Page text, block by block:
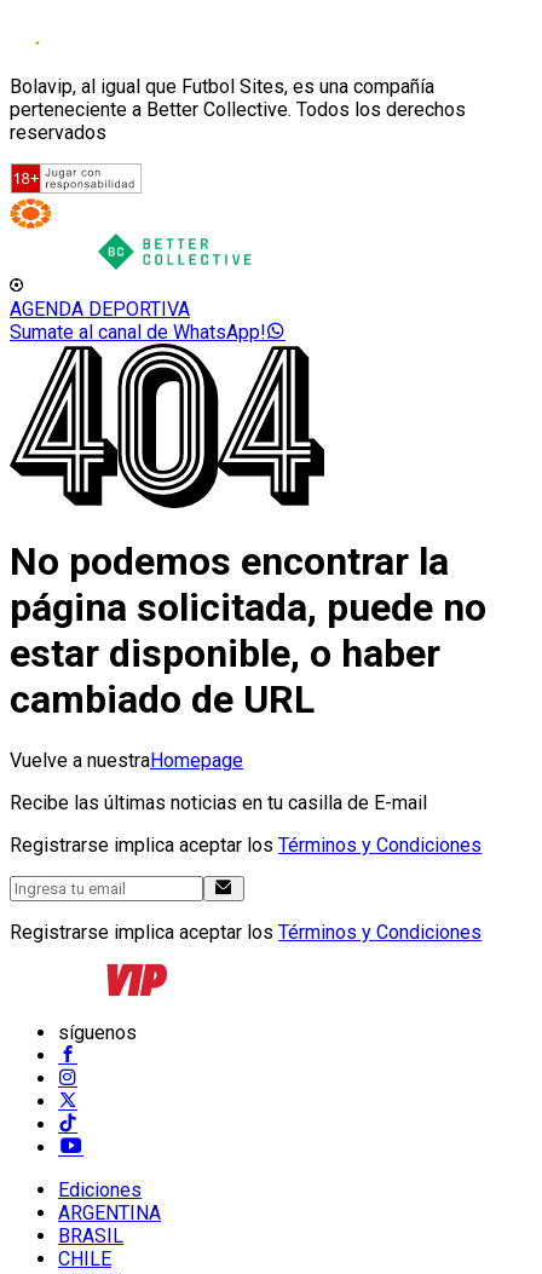
Bolavip, al igual que Futbol Sites, es una compañía
perteneciente a Better Collective. Todos los derechos
reservados
AGENDA DEPORTIVA
Sumate al canal de WhatsApp!
No podemos encontrar la
página solicitada, puede no
estar disponible, o haber
cambiado de URL
Vuelve a nuestraHomepage
Recibe las últimas noticias en tu casilla de E-mail
Registrarse implica aceptar los Términos y Condiciones
Registrarse implica aceptar los Términos y Condiciones
síguenos
Ediciones
ARGENTINA
BRASIL
CHILE